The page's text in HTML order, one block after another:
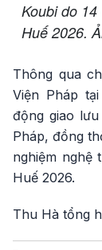
Koubi do
Huế 2026.
Thông qua
Viện Pháp
động giao
Pháp, đồng
nghiệm nghệ
Huế 2026.
Thu Hà tổng